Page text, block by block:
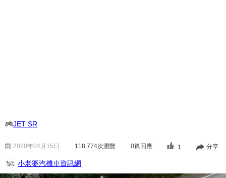
JET SR
2020年04月15日 118,774次瀏覽 0篇回應 1 分享
小老婆汽機車資訊網